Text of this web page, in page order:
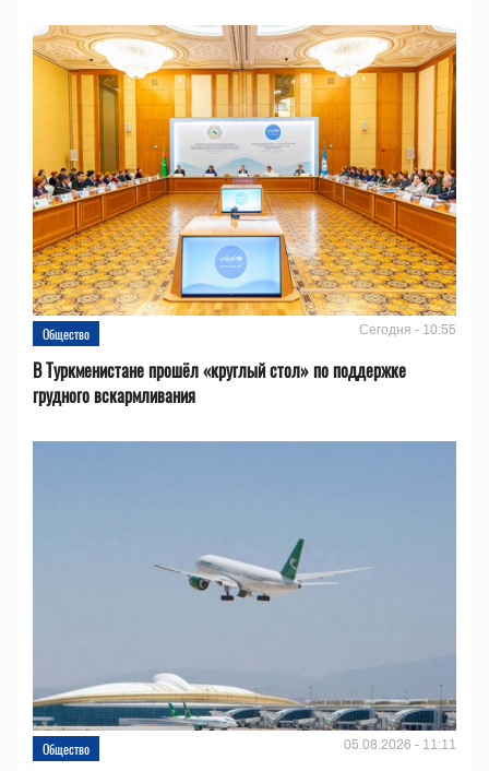
Общество Сегодня - 10:55
В Туркменистане прошёл «круглый стол» по поддержке
грудного вскармливания
Общество 05.08.2026 - 11:11